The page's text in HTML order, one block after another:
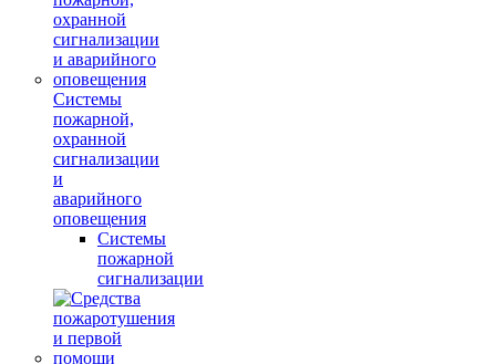
Системы
пожарной,
охранной
сигнализации
и
аварийного
оповещения
Системы
пожарной
сигнализации